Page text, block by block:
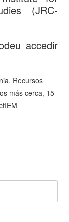
(JRC-
accedir
, Recursos
más cerca, 15